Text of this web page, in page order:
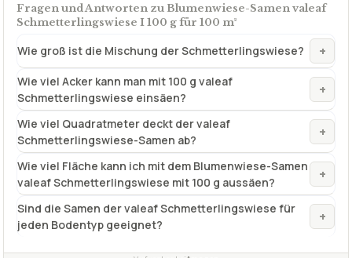
Fragen und Antworten zu Blumenwiese-Samen valeaf
Schmetterlingswiese I 100 g für 100 m²
Wie groß ist die Mischung der Schmetterlingswiese? +
Wie viel Acker kann man mit 100 g valeaf
Schmetterlingswiese einsäen?
+
Wie viel Quadratmeter deckt der valeaf
Schmetterlingswiese-Samen ab?
+
Wie viel Fläche kann ich mit dem Blumenwiese-Samen
valeaf Schmetterlingswiese mit 100 g aussäen?
+
Sind die Samen der valeaf Schmetterlingswiese für
jeden Bodentyp geeignet?
+